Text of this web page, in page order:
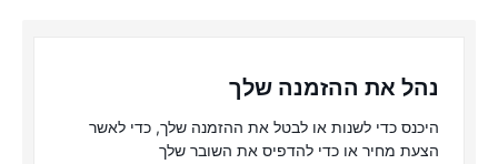
נהל את ההזמנה שלך
היכנס כדי לשנות או לבטל את ההזמנה שלך, כדי לאשר
הצעת מחיר או כדי להדפיס את השובר שלך